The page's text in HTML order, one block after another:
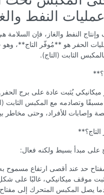
النفط
النفط والغاز، فإن السلامة
الحفر هو **مُوفّر التاج**،
الثابت (التاج).
ميكانيكي يُثبت عادة على برج
وتصادمه مع المكبس الثابت
وإصابات للأفراد، وحتى مخاطر
على مبدأ بسيط ولكنه فعال:
حد عند أقصى ارتفاع مسموح
موقف ميكانيكي، غالبًا على
يصل المكبس المتحرك إلى